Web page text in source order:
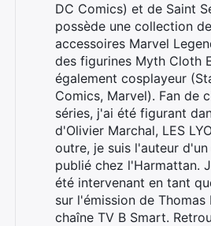
DC Comics) et de Saint
possède une collection
accessoires Marvel
des figurines Myth Cloth
également cosplayeur
Comics, Marvel). Fan de
séries, j'ai été figurant
d'Olivier Marchal, LES
outre, je suis l'auteur
publié chez l'Harmattan.
été intervenant en tant
sur l'émission de Thomas
chaîne TV B Smart.